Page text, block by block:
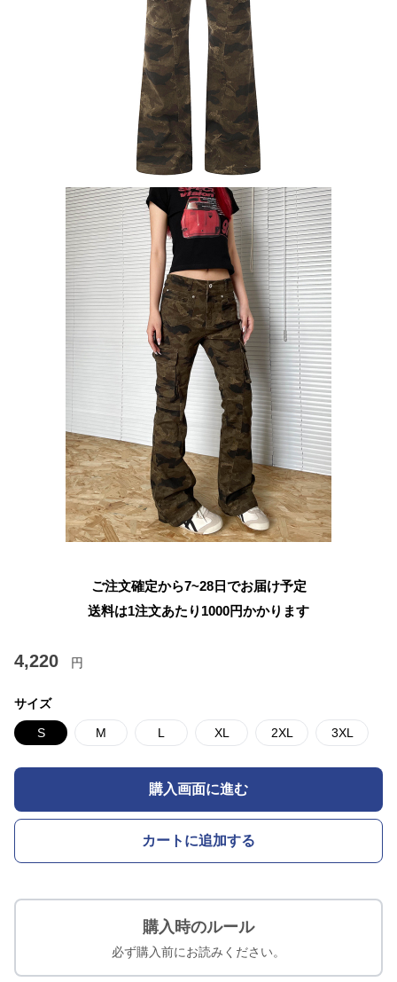
ご注文確定から7~28日でお届け予定
送料は1注文あたり 1000円かかります
4,220 円
サイズ
S M L XL 2XL 3XL
購入画面に進む
カートに追加する
購入時のルール
必ず購入前にお読みください。